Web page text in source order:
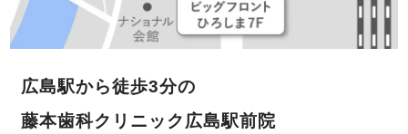
広島駅から徒歩3分の
藤本歯科クリニック広島駅前院